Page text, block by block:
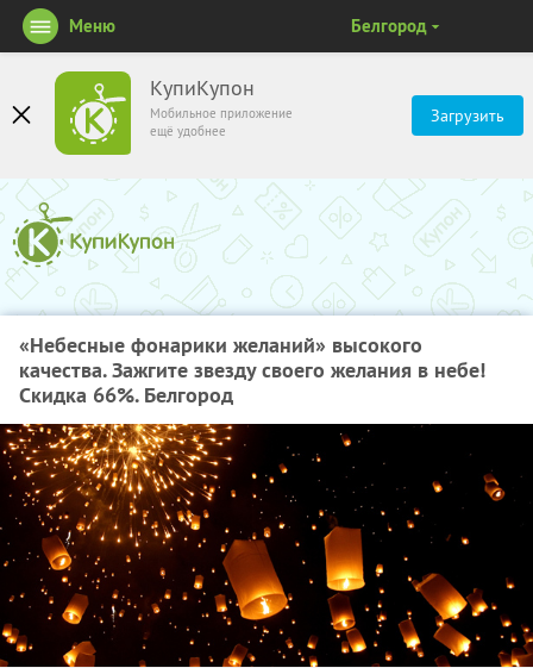
КупиКупон
Мобильное приложение
ещё удобнее
Загрузить
Меню Белгород
«Небесные фонарики желаний» высокого
качества. Зажгите звезду своего желания в небе!
Скидка 66%. Белгород